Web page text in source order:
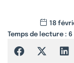
18
Temps de lecture : 6